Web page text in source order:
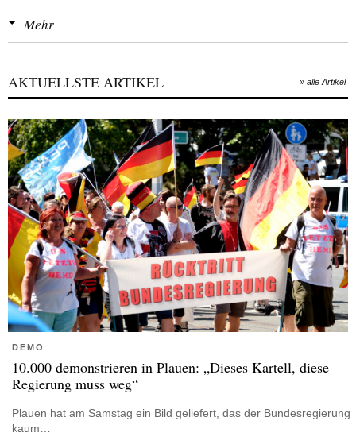
Maximilian Tichy
Mehr
AKTUELLSTE ARTIKEL » alle Artikel
DEMO
10.000 demonstrieren in Plauen: „Dieses Kartell, diese
Regierung muss weg“
Plauen hat am Samstag ein Bild geliefert, das der Bundesregierung
kaum…